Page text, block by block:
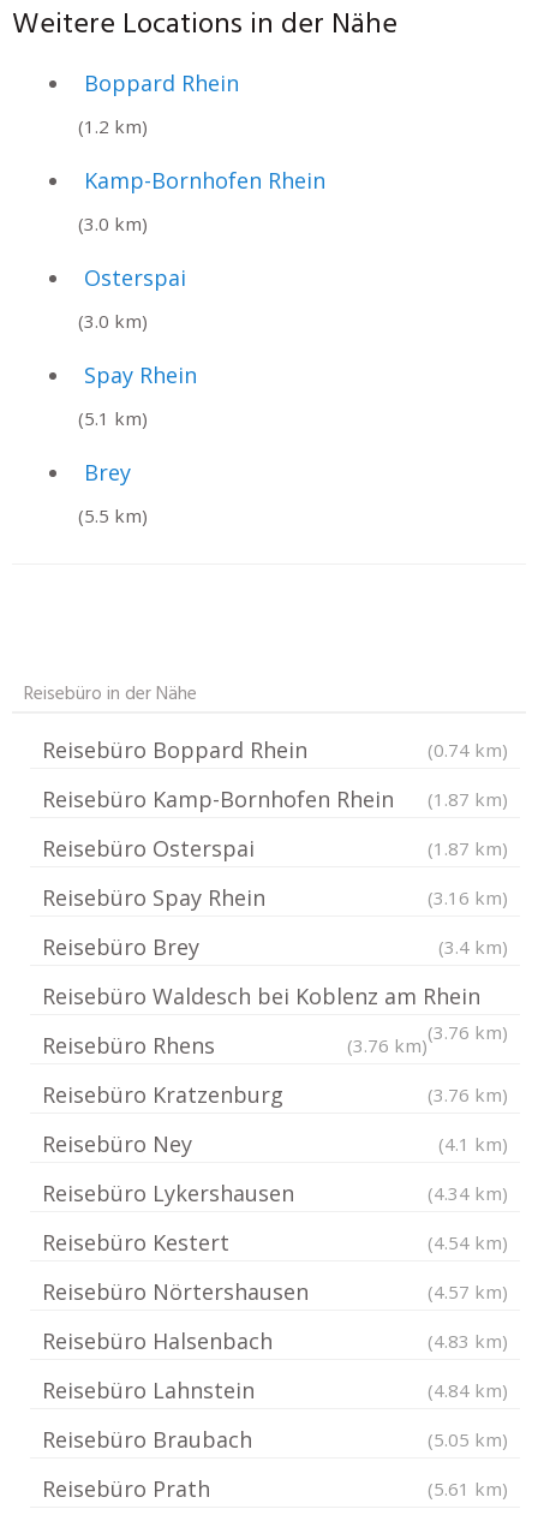
Weitere Locations in der Nähe
Boppard Rhein
(1.2 km)
Kamp-Bornhofen Rhein
(3.0 km)
Osterspai
(3.0 km)
Spay Rhein
(5.1 km)
Brey
(5.5 km)
Reisebüro in der Nähe
Reisebüro Boppard Rhein (0.74 km)
Reisebüro Kamp-Bornhofen Rhein (1.87 km)
Reisebüro Osterspai (1.87 km)
Reisebüro Spay Rhein (3.16 km)
Reisebüro Brey (3.4 km)
Reisebüro Waldesch bei Koblenz am Rhein
(3.76 km)
Reisebüro Rhens (3.76 km)
Reisebüro Kratzenburg (3.76 km)
Reisebüro Ney (4.1 km)
Reisebüro Lykershausen (4.34 km)
Reisebüro Kestert (4.54 km)
Reisebüro Nörtershausen (4.57 km)
Reisebüro Halsenbach (4.83 km)
Reisebüro Lahnstein (4.84 km)
Reisebüro Braubach (5.05 km)
Reisebüro Prath (5.61 km)